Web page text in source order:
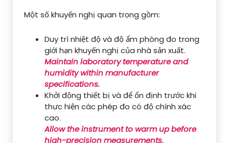
Một số khuyến nghị quan trọng gồm:
Duy trì nhiệt độ và độ ẩm phòng đo trong
giới hạn khuyến nghị của nhà sản xuất.
Maintain laboratory temperature and
humidity within manufacturer
specifications.
Khởi động thiết bị và để ổn định trước khi
thực hiện các phép đo có độ chính xác
cao.
Allow the instrument to warm up before
high-precision measurements.